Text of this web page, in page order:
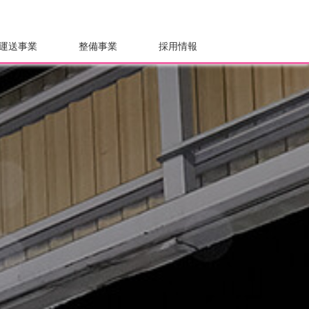
送事業 整備事業 採用情報